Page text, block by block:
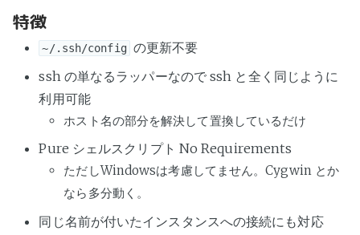
特徴
~/.ssh/config の更新不要
ssh の単なるラッパーなので ssh と全く同じように
利用可能
ホスト名の部分を解決して置換しているだけ
Pure シェルスクリプト No Requirements
ただしWindowsは考慮してません。Cygwin とか
なら多分動く。
同じ名前が付いたインスタンスへの接続にも対応